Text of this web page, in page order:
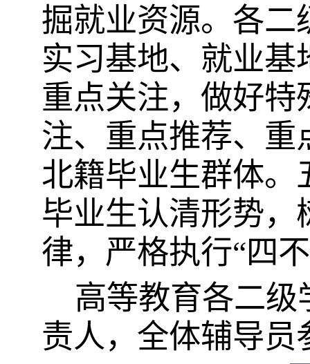
掘就业资源。各二
实习基地、就业
重点关注，做好特
注、重点推荐、重
北籍毕业生群体。
毕业生认清形势，
律，严格执行“四
高等教育各二级
责人，全体辅导员